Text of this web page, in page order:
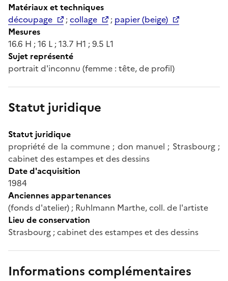
Matériaux et techniques
découpage
;collage ; papier (beige)
Mesures
16.6 H ; 16 L ; 13.7 H1 ; 9.5 L1
Sujet représenté
portrait d'inconnu (femme : tête, de profil)
Statut juridique
Statut juridique
propriété de la commune ; don manuel ; Strasbourg ;
cabinet des estampes et des dessins
Date d'acquisition
1984
Anciennes appartenances
(fonds d'atelier) ; Ruhlmann Marthe, coll. de l'artiste
Lieu de conservation
Strasbourg ; cabinet des estampes et des dessins
Informations complémentaires